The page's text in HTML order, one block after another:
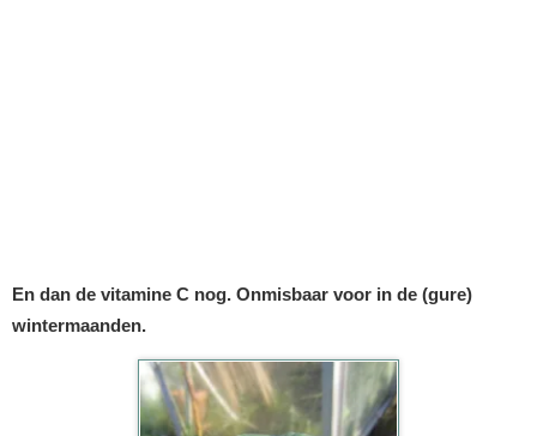
En dan de vitamine C nog. Onmisbaar voor in de (gure)
wintermaanden.